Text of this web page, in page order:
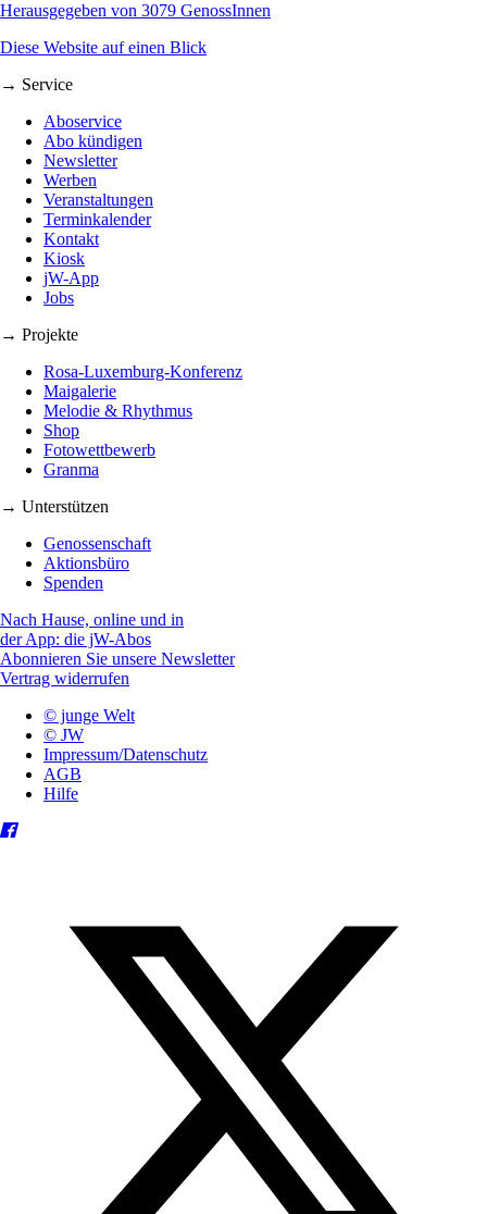
Herausgegeben von 3079 GenossInnen
Diese Website auf einen Blick
→ Service
Aboservice
Abo kündigen
Newsletter
Werben
Veranstaltungen
Terminkalender
Kontakt
Kiosk
jW-App
Jobs
→ Projekte
Rosa-Luxemburg-Konferenz
Maigalerie
Melodie & Rhythmus
Shop
Fotowettbewerb
Granma
→ Unterstützen
Genossenschaft
Aktionsbüro
Spenden
Nach Hause, online und in
der App: die jW-Abos
Abonnieren Sie unsere Newsletter
Vertrag widerrufen
© junge Welt
© JW
Impressum/Datenschutz
AGB
Hilfe